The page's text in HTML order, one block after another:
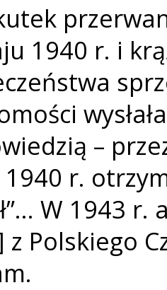
1940 r. i
–
r.
W 1943
z Polskiego